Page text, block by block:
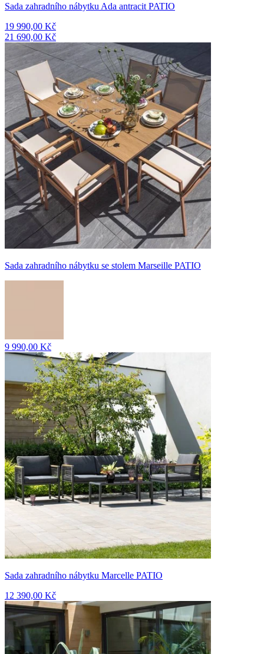
Sada zahradního nábytku Ada antracit PATIO
19 990,00 Kč
21 690,00 Kč
Sada zahradního nábytku se stolem Marseille PATIO
9 990,00 Kč
Sada zahradního nábytku Marcelle PATIO
12 390,00 Kč